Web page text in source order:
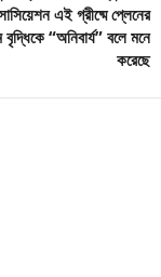
এই গ্রীষ্মে প্লেনের
বৃদ্ধিকে “অনিবার্য” বলে মনে
করেছে